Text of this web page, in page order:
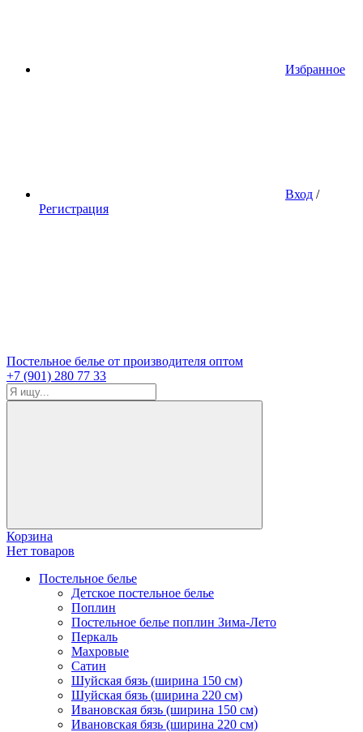
Избранное
Вход /
Регистрация
Постельное белье от производителя оптом
+7 (901) 280 77 33
Корзина
Нет товаров
Постельное белье
Детское постельное белье
Поплин
Постельное белье поплин Зима-Лето
Перкаль
Махровые
Сатин
Шуйская бязь (ширина 150 см)
Шуйская бязь (ширина 220 см)
Ивановская бязь (ширина 150 см)
Ивановская бязь (ширина 220 см)